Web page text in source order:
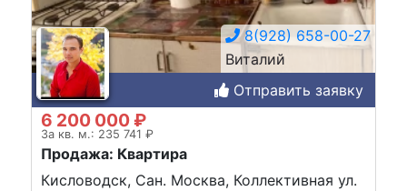
8(928) 658-00-27
Виталий
Отправить заявку
6 200 000 ₽
За кв. м.: 235 741 ₽
Продажа: Квартира
Кисловодск, Сан. Москва, Коллективная ул.